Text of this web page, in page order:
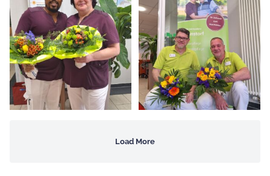
Mazanga und Herrn...
14 0
besonderes Jahr. Auch für...
19 0
Load More